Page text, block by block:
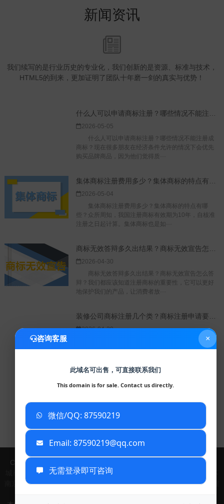
新闻资讯
我们续写的是行业历史的专业化，我们创新的是资源、标准与技术，
HTML5的到来，更加证明了团队十年磨一剑的真实与优势！
什么人可以申请商标注册？哪些情况不能注册成商标？
2026-05-05
什么人可以申请商标注册？哪些情况不能注册成
商标？现在很多朋友在经济条件允许的情况下会优先
购买品牌商品，因为他们觉得质···
集体商标注册费用多少？集体商标的特点有哪些？
2026-05-04
集体商标注册费用多少？集体商标的特点有哪
些？众所周知，我国注册商标有效期为10年，自核准
注册之日起计算。集体商标也是如···
商标无效答辩多久出结果？商标无效宣告怎么答辩？
2026-04-30
商标无效答辩多久出结果？商标无效宣告怎么答
辩？我们都应该知道注册商标的重要性，它可以更好
地保护我们的产品，让消费者放···
装修公司商标注册几个类？商标注册申请要多久？
2026-04-29
装修公司商标注册几个类？商标注册申请要多
久？不管是哪个行业注册商标，在进行商标注册前需
查看更多资讯
Copyright © 2024 安徽大漠信息科技有限公司
XML地图
城市列表：
北京 天津 河北 山西 内蒙古
无锡 浙江 安徽 福建 江西 山东 河南 湖北 湖南 广东 广西 海南
咨询客服 ×
此域名可出售，可直接联系我们
This domain is for sale. Contact us directly.
微信/QQ: 87590219
Email: 87590219@qq.com
无需登录即可咨询